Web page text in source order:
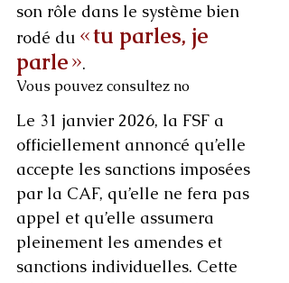
son rôle dans le système bien
rodé du « tu parles, je
parle ».
Vous pouvez consultez no
Le 31 janvier 2026, la FSF a
officiellement annoncé qu’elle
accepte les sanctions imposées
par la CAF, qu’elle ne fera pas
appel et qu’elle assumera
pleinement les amendes et
sanctions individuelles. Cette